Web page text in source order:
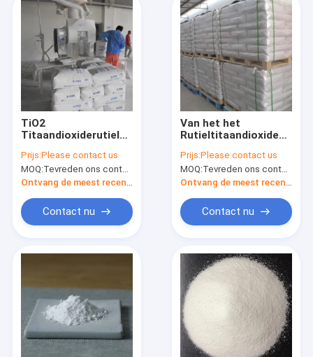
TiO2
Titaandioxiderutiel
Industrierang CAS
1317-80-2
Prijs:Please contact us
MOQ:Tevreden ons contacteren
Contact nu
Van het het
Rutieltitaandioxide
de Industrierang voor
Inkt
Prijs:Please contact us
MOQ:Tevreden ons contacteren
Contact nu